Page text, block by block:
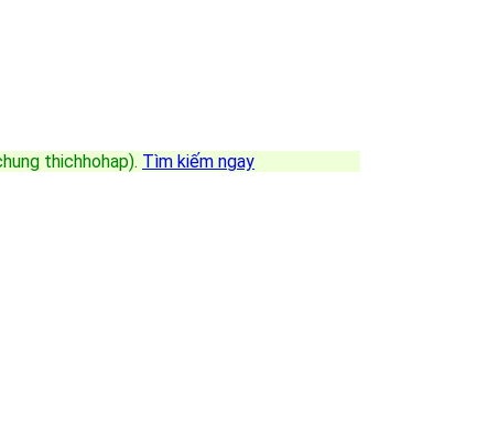
thichhohap). Tìm kiếm ngay